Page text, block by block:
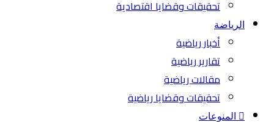
تحقيقات وقضايا اقتصادية
الرياضة
أخبار رياضية
تقارير رياضية
مقالات رياضية
تحقيقات وقضايا رياضية
المنوعات